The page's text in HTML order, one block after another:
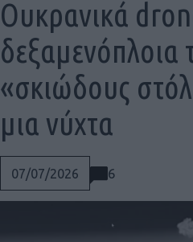
07/07/2026 6
Ουκρανικά
δεξαμενόπλοια
«σκιώδους
μια νύχτα